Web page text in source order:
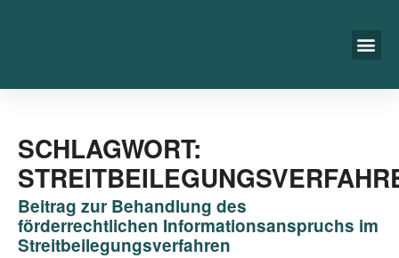
SCHLAGWORT:
Beitrag zur Behandlung des
förderrechtlichen Informationsanspruchs im
Streitbeilegungsverfahren